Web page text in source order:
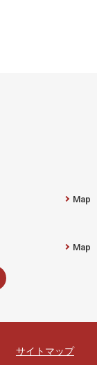
Map
Map
サイトマップ